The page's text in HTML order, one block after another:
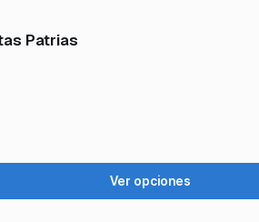
Patrias
Ver opciones